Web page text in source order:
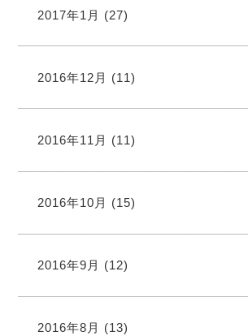
2017年1月 (27)
2016年12月 (11)
2016年11月 (11)
2016年10月 (15)
2016年9月 (12)
2016年8月 (13)